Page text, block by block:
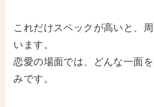
これだけスペックが高いと、
います。
恋愛の場面では、どんな一面
みです。